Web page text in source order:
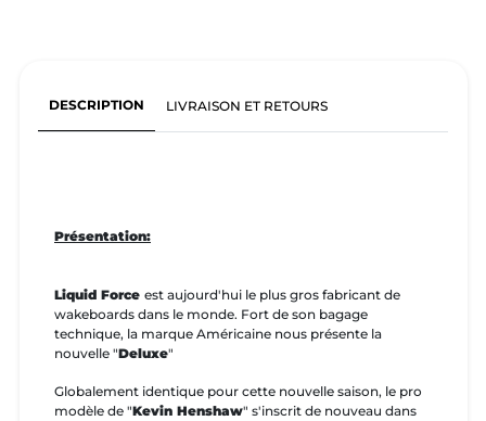
DESCRIPTION LIVRAISON ET RETOURS
Présentation:
Liquid Force est aujourd'hui le plus gros fabricant de
wakeboards dans le monde. Fort de son bagage
technique, la marque Américaine nous présente la
nouvelle "Deluxe"
Globalement identique pour cette nouvelle saison, le pro
modèle de "Kevin Henshaw" s'inscrit de nouveau dans